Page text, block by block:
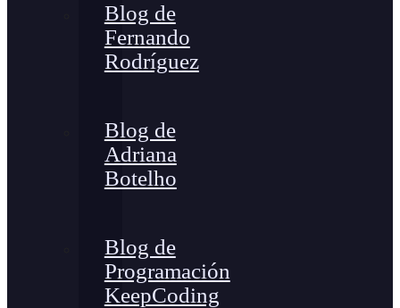
Blog de
Fernando
Rodríguez
Blog de
Adriana
Botelho
Blog de
Programación
KeepCoding